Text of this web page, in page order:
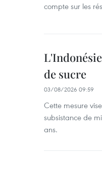
compte sur les
de sucre
03/08/2026 09:59
Cette mesure
subsistance de
ans.